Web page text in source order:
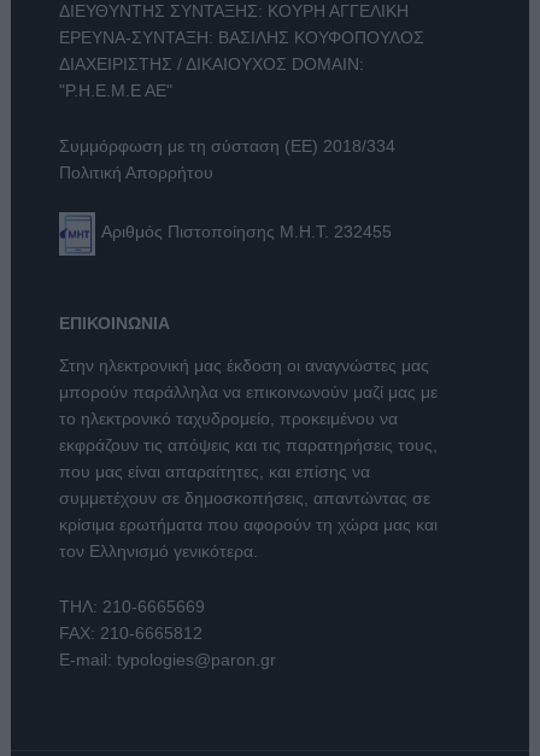
ΔΙΕΥΘΥΝΤΗΣ ΣΥΝΤΑΞΗΣ: ΚΟΥΡΗ ΑΓΓΕΛΙΚΗ
ΕΡΕΥΝΑ-ΣΥΝΤΑΞΗ: ΒΑΣΙΛΗΣ ΚΟΥΦΟΠΟΥΛΟΣ
ΔΙΑΧΕΙΡΙΣΤΗΣ / ΔΙΚΑΙΟΥΧΟΣ DOMAIN:
"Ρ.Η.Ε.Μ.Ε ΑΕ"
Συμμόρφωση με τη σύσταση (ΕΕ) 2018/334
Πολιτική Απορρήτου
Αριθμός Πιστοποίησης Μ.Η.Τ. 232455
ΕΠΙΚΟΙΝΩΝΙΑ
Στην ηλεκτρονική μας έκδοση οι αναγνώστες μας
μπορούν παράλληλα να επικοινωνούν μαζί μας με
το ηλεκτρονικό ταχυδρομείο, προκειμένου να
εκφράζουν τις απόψεις και τις παρατηρήσεις τους,
που μας είναι απαραίτητες, και επίσης να
συμμετέχουν σε δημοσκοπήσεις, απαντώντας σε
κρίσιμα ερωτήματα που αφορούν τη χώρα μας και
τον Ελληνισμό γενικότερα.
ΤΗΛ: 210-6665669
FAX: 210-6665812
E-mail: typologies@paron.gr